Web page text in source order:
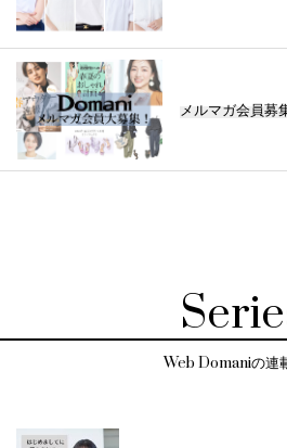
メルマガ会員募
Web Domaniの連